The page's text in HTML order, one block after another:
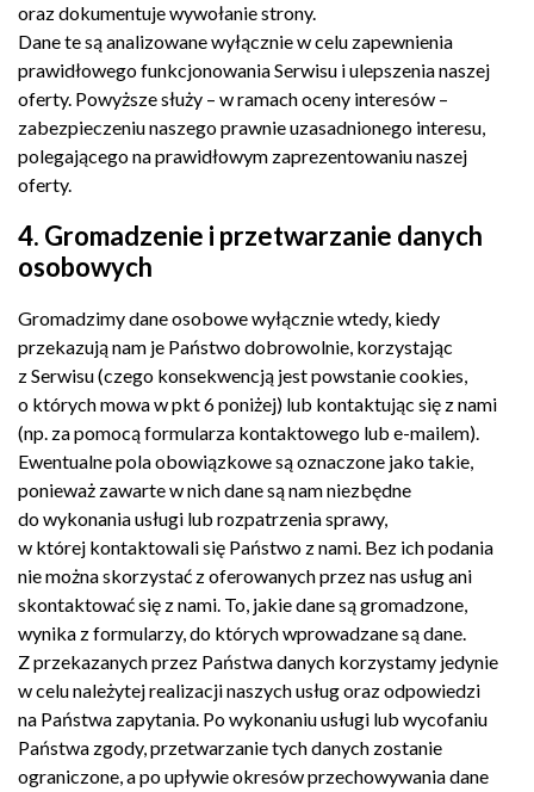
oraz dokumentuje wywołanie strony.
Dane te są analizowane wyłącznie w celu zapewnienia
prawidłowego funkcjonowania Serwisu i ulepszenia naszej
oferty. Powyższe służy – w ramach oceny interesów –
zabezpieczeniu naszego prawnie uzasadnionego interesu,
polegającego na prawidłowym zaprezentowaniu naszej
oferty.
4. Gromadzenie i przetwarzanie danych
osobowych
Gromadzimy dane osobowe wyłącznie wtedy, kiedy
przekazują nam je Państwo dobrowolnie, korzystając
z Serwisu (czego konsekwencją jest powstanie cookies,
o których mowa w pkt 6 poniżej) lub kontaktując się z nami
(np. za pomocą formularza kontaktowego lub e-mailem).
Ewentualne pola obowiązkowe są oznaczone jako takie,
ponieważ zawarte w nich dane są nam niezbędne
do wykonania usługi lub rozpatrzenia sprawy,
w której kontaktowali się Państwo z nami. Bez ich podania
nie można skorzystać z oferowanych przez nas usług ani
skontaktować się z nami. To, jakie dane są gromadzone,
wynika z formularzy, do których wprowadzane są dane.
Z przekazanych przez Państwa danych korzystamy jedynie
w celu należytej realizacji naszych usług oraz odpowiedzi
na Państwa zapytania. Po wykonaniu usługi lub wycofaniu
Państwa zgody, przetwarzanie tych danych zostanie
ograniczone, a po upływie okresów przechowywania dane